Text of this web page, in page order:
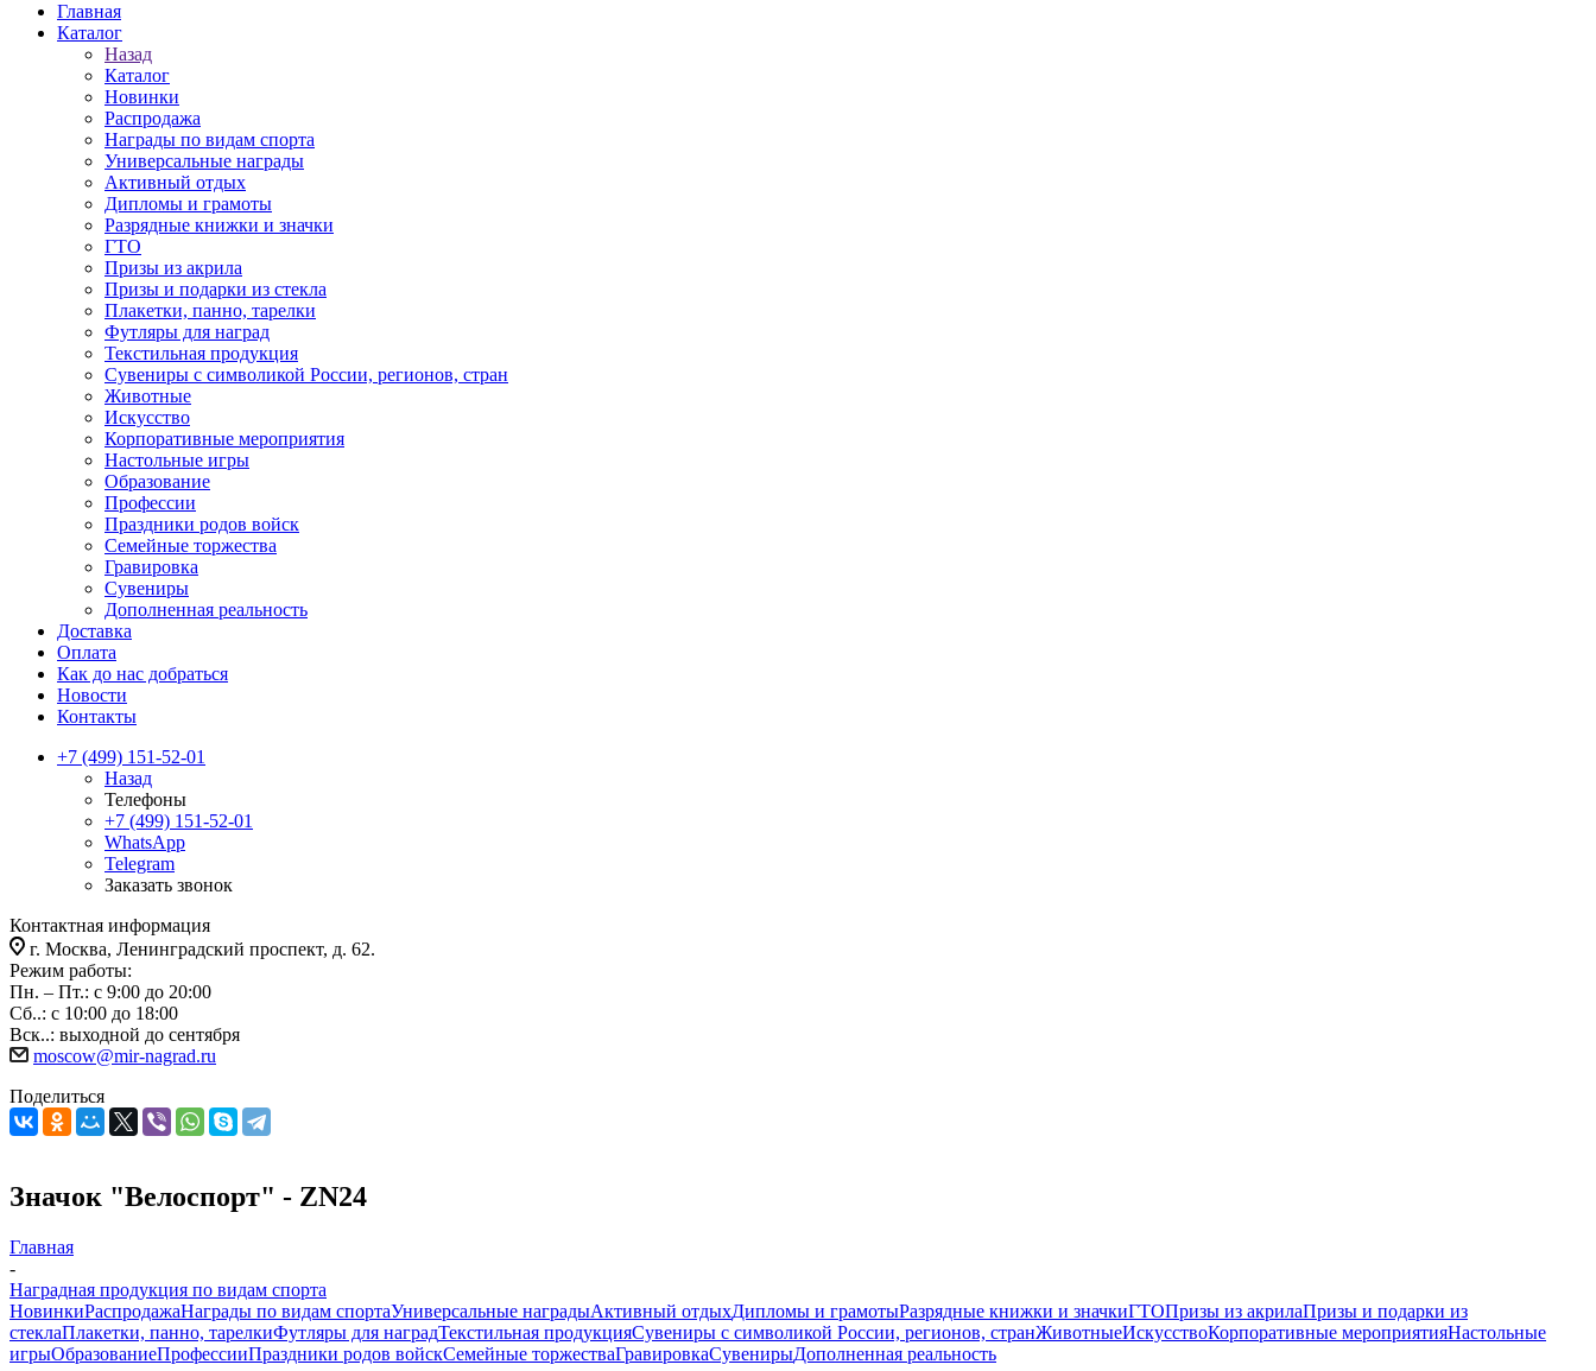
Главная
Каталог
Назад
Каталог
Новинки
Распродажа
Награды по видам спорта
Универсальные награды
Активный отдых
Дипломы и грамоты
Разрядные книжки и значки
ГТО
Призы из акрила
Призы и подарки из стекла
Плакетки, панно, тарелки
Футляры для наград
Текстильная продукция
Сувениры с символикой России, регионов, стран
Животные
Искусство
Корпоративные мероприятия
Настольные игры
Образование
Профессии
Праздники родов войск
Семейные торжества
Гравировка
Сувениры
Дополненная реальность
Доставка
Оплата
Как до нас добраться
Новости
Контакты
+7 (499) 151-52-01
Назад
Телефоны
+7 (499) 151-52-01
WhatsApp
Telegram
Заказать звонок
Контактная информация
г. Москва, Ленинградский проспект, д. 62.
Режим работы:
Пн. – Пт.: с 9:00 до 20:00
Сб..: с 10:00 до 18:00
Вск..: выходной до сентября
moscow@mir-nagrad.ru
Поделиться
Значок "Велоспорт" - ZN24
Главная
-
Наградная продукция по видам спорта
НовинкиРаспродажаНаграды по видам спортаУниверсальные наградыАктивный отдыхДипломы и грамотыРазрядные книжки и значкиГТОПризы из акрилаПризы и подарки из
стеклаПлакетки, панно, тарелкиФутляры для наградТекстильная продукцияСувениры с символикой России, регионов, странЖивотныеИскусствоКорпоративные мероприятияНастольные
игрыОбразованиеПрофессииПраздники родов войскСемейные торжестваГравировкаСувенирыДополненная реальность